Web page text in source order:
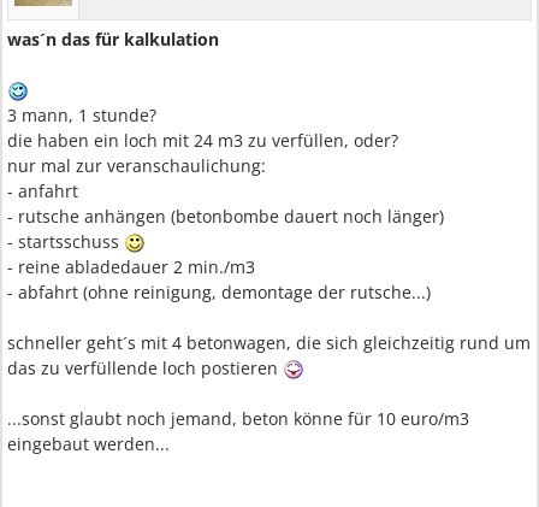
was´n das für kalkulation
3 mann, 1 stunde?
die haben ein loch mit 24 m3 zu verfüllen, oder?
nur mal zur veranschaulichung:
- anfahrt
- rutsche anhängen (betonbombe dauert noch länger)
- startsschuss
- reine abladedauer 2 min./m3
- abfahrt (ohne reinigung, demontage der rutsche...)
schneller geht´s mit 4 betonwagen, die sich gleichzeitig rund um
das zu verfüllende loch postieren
...sonst glaubt noch jemand, beton könne für 10 euro/m3
eingebaut werden...